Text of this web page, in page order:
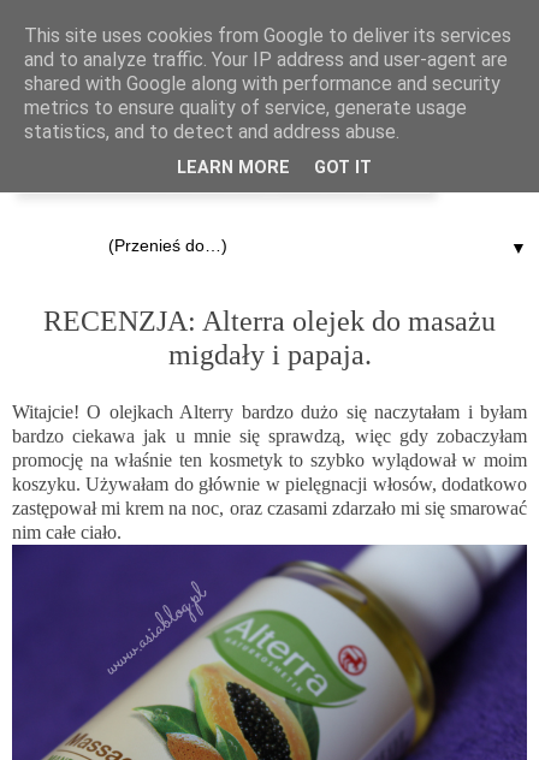
▼
RECENZJA: Alterra olejek do masażu
migdały i papaja.
Witajcie! O olejkach Alterry bardzo dużo się naczytałam i byłam
bardzo ciekawa jak u mnie się sprawdzą, więc gdy zobaczyłam
promocję na właśnie ten kosmetyk to szybko wylądował w moim
koszyku. Używałam do głównie w pielęgnacji włosów, dodatkowo
zastępował mi krem na noc, oraz czasami zdarzało mi się smarować
nim całe ciało.
This site uses cookies from Google to deliver its services
and to analyze traffic. Your IP address and user-agent are
shared with Google along with performance and security
metrics to ensure quality of service, generate usage
statistics, and to detect and address abuse.
LEARN MORE GOT IT